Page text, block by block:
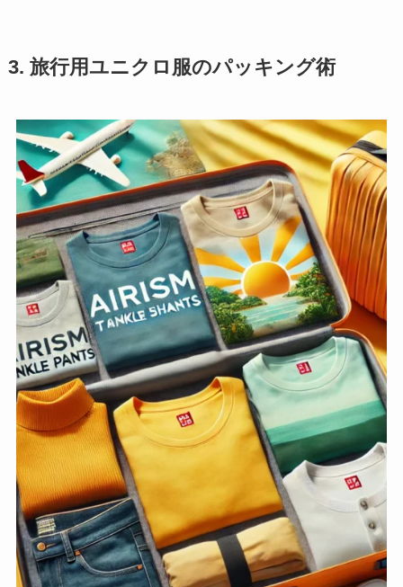
3. 旅行用ユニクロ服のパッキング術